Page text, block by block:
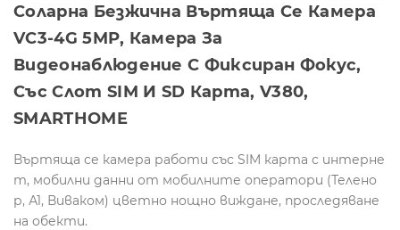
Соларна Безжична Въртяща Се Камера
VC3-4G 5MP, Камера За
Видеонаблюдение С Фиксиран Фокус,
Със Слот SIM И SD Карта, V380,
SMARTHOME
Въртяща се камера работи със SIM карта с интерне
т, мобилни данни от мобилните оператори (Телено
р, А1, Виваком) цветно нощно виждане, проследяване
на обекти.